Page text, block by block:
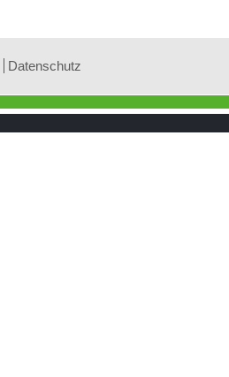
Datenschutz